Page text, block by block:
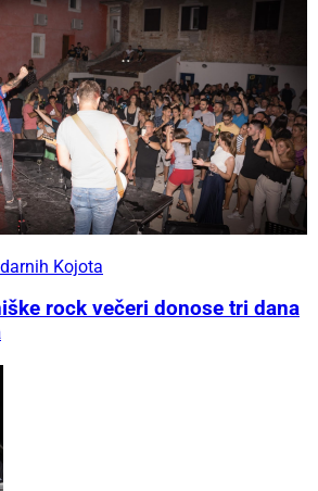
Kojota
rock večeri donose tri dana